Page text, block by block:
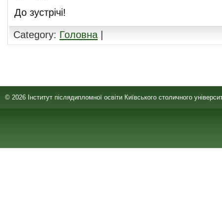
До зустрічі!
Category: Головна |
© 2026 Інститут післядипломної освіти Київського столичного